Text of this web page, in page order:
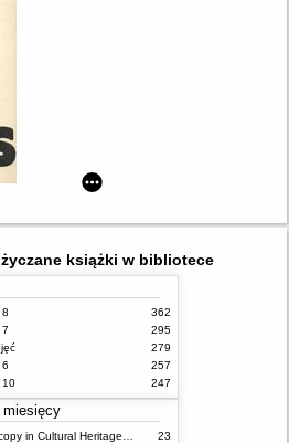
książki w bibliotece
362
295
279
257
10
247
miesięcy
23